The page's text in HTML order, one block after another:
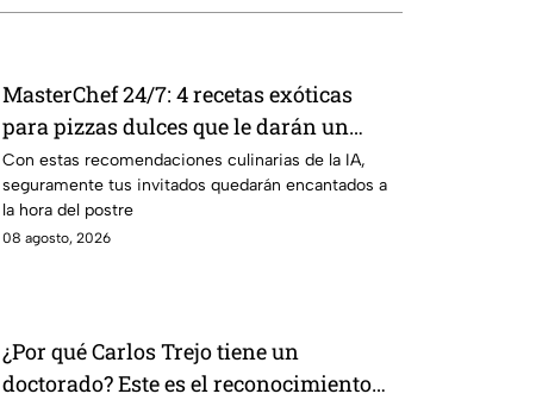
MasterChef 24/7: 4 recetas exóticas
para pizzas dulces que le darán un
toque sofisticado a tu mesa
Con estas recomendaciones culinarias de la IA,
seguramente tus invitados quedarán encantados a
la hora del postre
08 agosto, 2026
¿Por qué Carlos Trejo tiene un
doctorado? Este es el reconocimiento